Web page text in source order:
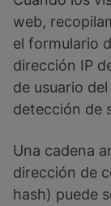
web,
el formulario
dirección IP
de usuario
detección de
Una cadena
dirección de
hash) puede